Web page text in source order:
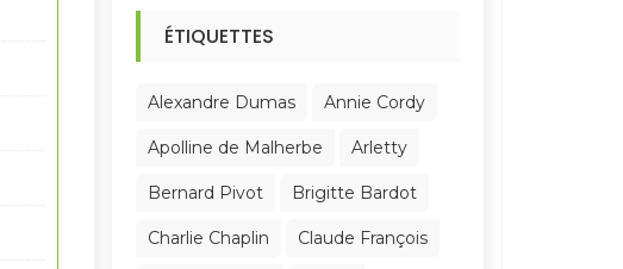
ÉTIQUETTES
Alexandre Dumas Annie Cordy
Apolline de Malherbe Arletty
Bernard Pivot Brigitte Bardot
Charlie Chaplin Claude François